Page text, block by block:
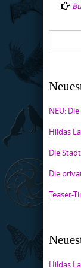
NEU:
Hildas
Die
Die
Teaser-
Hildas